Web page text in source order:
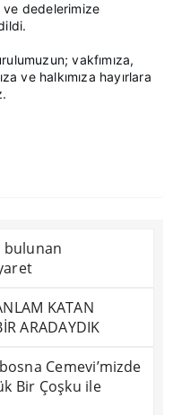
ve dedelerimize
vakfımıza,
ve halkımıza hayırlara
bulunan
KATAN
ARADAYDIK
Cemevi’mizde
Bir Çoşku ile